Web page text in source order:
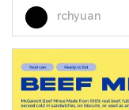
rchyuan